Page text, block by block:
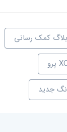
بلاگ کمک رسانی
جدید